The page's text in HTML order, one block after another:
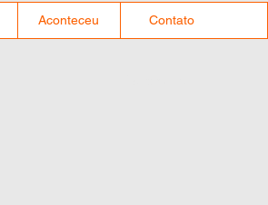
Aconteceu Contato